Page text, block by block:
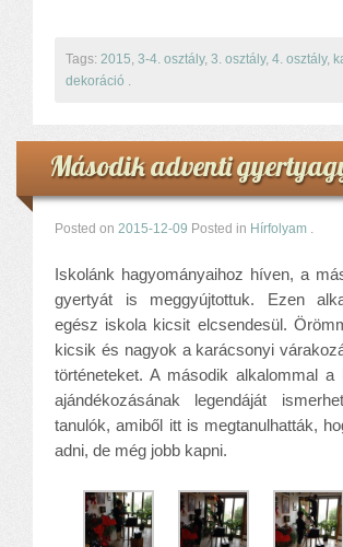
Tags: 2015, 3-4. osztály, 3. osztály, 4. osztály,
dekoráció .
Második adventi
Posted on 2015-12-09 Posted in Hírfolyam .
Iskolánk hagyományaihoz híven, a
gyertyát is meggyújtottuk. Ezen
egész iskola kicsit elcsendesül.
kicsik és nagyok a karácsonyi
történeteket. A második alkalommal a
ajándékozásának legendáját
tanulók, amiből itt is megtanulhatták,
adni, de még jobb kapni.